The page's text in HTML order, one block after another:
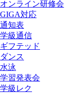
オンライン研修会
GIGA対応
通知表
学級通信
ギフテッド
ダンス
水泳
学習発表会
学級レク